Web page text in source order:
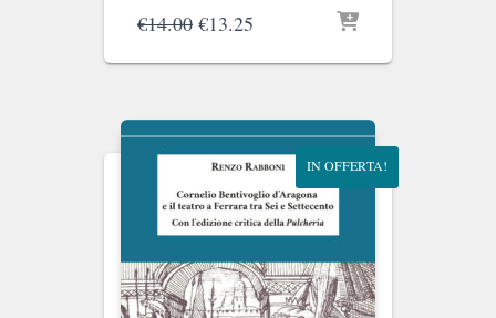
€14.00 Il
originale
€14.00.
€13.25
attuale
€13.25.
IN OFFERTA!